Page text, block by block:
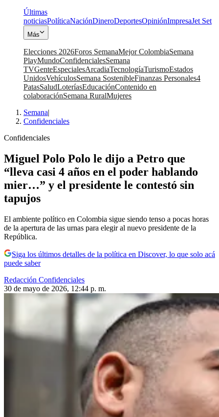
Últimas
noticiasPolíticaNaciónDineroDeportesOpiniónImpresaJet Set
Más
Elecciones 2026Foros SemanaMejor ColombiaSemana
PlayMundoConfidencialesSemana
TVGenteEspecialesArcadiaTecnologíaTurismoEstados
UnidosVehículosSemana SostenibleFinanzas Personales4
PatasSaludLoteríasEducaciónContenido en
colaboraciónSemana RuralMujeres
Semana|
Confidenciales
Confidenciales
Miguel Polo Polo le dijo a Petro que
“lleva casi 4 años en el poder hablando
mier…” y el presidente le contestó sin
tapujos
El ambiente político en Colombia sigue siendo tenso a pocas horas
de la apertura de las urnas para elegir al nuevo presidente de la
República.
Siga los últimos detalles de la política en Discover, lo que solo acá
puede saber
Redacción Confidenciales
30 de mayo de 2026, 12:44 p. m.